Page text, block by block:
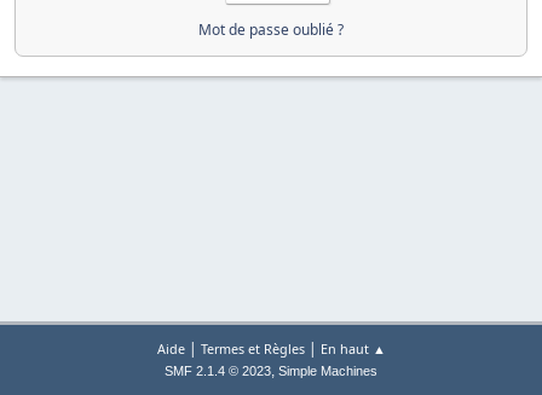
Mot de passe oublié ?
Aide| Termes et Règles| En haut ▲
SMF 2.1.4 © 2023, Simple Machines